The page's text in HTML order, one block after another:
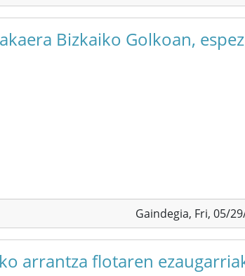
Bizkaiko Golkoan,
Gaindegia, Fri, 05/
arrantza flotaren